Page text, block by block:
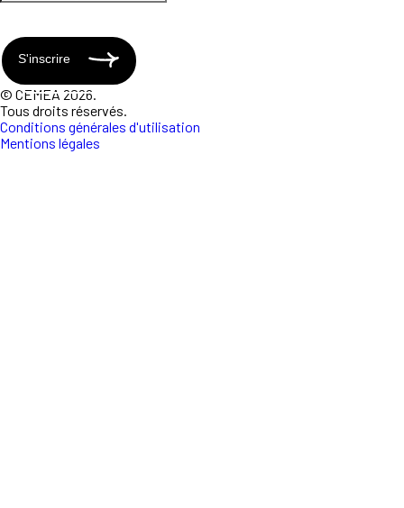
S'inscrire
© CEMEA 2026.
Tous droits réservés.
Conditions générales d'utilisation
Mentions légales